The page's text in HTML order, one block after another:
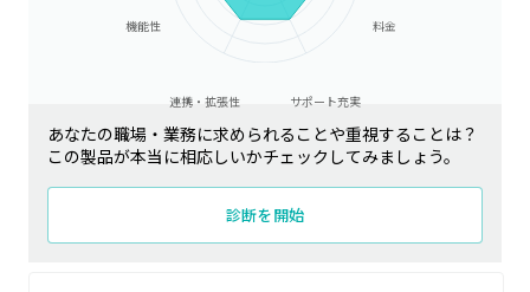
料金
サポート充実
連携・拡張性
機能性
あなたの職場・業務に求められることや重視することは？
この製品が本当に相応しいかチェックしてみましょう。
診断を開始